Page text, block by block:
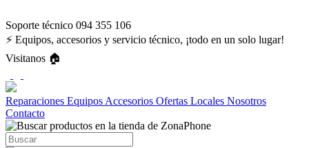
Soporte técnico 094 355 106
⚡ Equipos, accesorios y servicio técnico, ¡todo en un solo lugar!
Visitanos 🏠
Reparaciones Equipos Accesorios Ofertas Locales Nosotros
Contacto